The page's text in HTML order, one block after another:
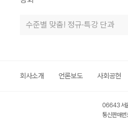
수준별 맞춤! 정규·특강 단과
회사소개 언론보도 사회공헌
06643 서
통신판매